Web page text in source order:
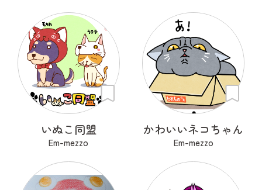
いぬこ同盟
Em-mezzo
かわいいネコちゃん
Em-mezzo